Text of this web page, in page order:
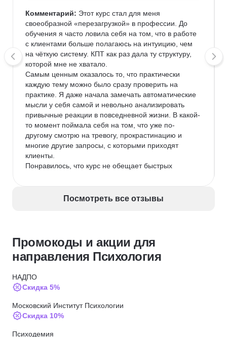
Комментарий: Этот курс стал для меня
своеобразной «перезагрузкой» в профессии. До
обучения я часто ловила себя на том, что в работе
с клиентами больше полагаюсь на интуицию, чем
на чёткую систему. КПТ как раз дала ту структуру,
которой мне не хватало.
Самым ценным оказалось то, что практически
каждую тему можно было сразу проверить на
практике. Я даже начала замечать автоматические
мысли у себя самой и невольно анализировать
привычные реакции в повседневной жизни. В какой-
то момент поймала себя на том, что уже по-
другому смотрю на тревогу, прокрастинацию и
многие другие запросы, с которыми приходят
клиенты.
Понравилось, что курс не обещает быстрых
объяснить клиенту. После обучения у меня
Посмотреть все отзывы
Промокоды и акции для
направления Психология
НАДПО
Скидка 5%
Московский Институт Психологии
Скидка 10%
Психодемия